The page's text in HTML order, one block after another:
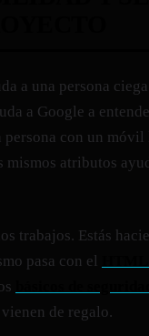
a una persona
a Google a
persona con un
mismos atributos
trabajos. Estás
pasa con el
de regalo.